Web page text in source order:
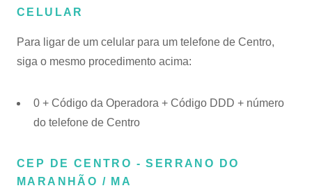
CELULAR
Para ligar de um celular para um telefone de Centro,
siga o mesmo procedimento acima:
0 + Código da Operadora + Código DDD + número
do telefone de Centro
CEP DE CENTRO - SERRANO DO
MARANHÃO / MA